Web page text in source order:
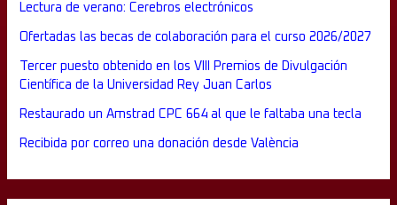
Lectura de verano: Cerebros electrónicos
Ofertadas las becas de colaboración para el curso 2026/2027
Tercer puesto obtenido en los VIII Premios de Divulgación
Científica de la Universidad Rey Juan Carlos
Restaurado un Amstrad CPC 664 al que le faltaba una tecla
Recibida por correo una donación desde València